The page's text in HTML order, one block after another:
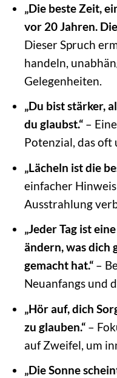
„Die beste Zeit,
vor 20 Jahren.
Dieser Spruch
handeln,
Gelegenheiten.
„Du bist stärker,
du glaubst.“–
Potenzial, das
„Lächeln ist die
einfacher
Ausstrahlung
„Jeder Tag ist
ändern, was dich
gemacht hat.“–
Neuanfangs und
„Hör auf, dich
zu glauben.“–
auf Zweifel, um
„Die Sonne